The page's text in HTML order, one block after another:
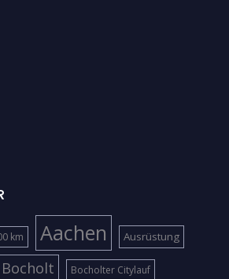
km Aachen Ausrüstung
Bocholt Bocholter Citylauf